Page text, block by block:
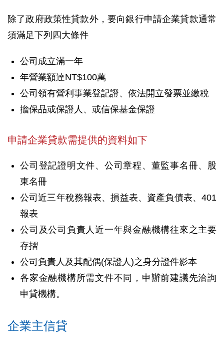
除了政府政策性貸款外，要向銀行申請企業貸款通常
須滿足下列四大條件
公司成立滿一年
年營業額達NT$100萬
公司領有營利事業登記證、依法開立發票並繳稅
擔保品或保證人、或信保基金保證
申請企業貸款需提供的資料如下
公司登記證明文件、公司章程、董監事名冊、股
東名冊
公司近三年稅務報表、損益表、資產負債表、401
報表
公司及公司負責人近一年與金融機構往來之主要
存摺
公司負責人及其配偶(保證人)之身分證件影本
各家金融機構所需文件不同，申辦前建議先洽詢
申貸機構。
企業主信貸